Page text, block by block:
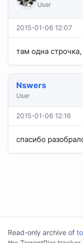
User
2015-01-06 12:07
там одна
Nswers
User
2015-01-06 12:16
спасибо
Read-only archive of